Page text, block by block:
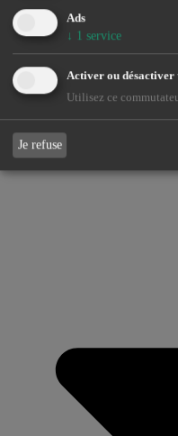
Ads
↓ 1 service
Activer ou désactiver
Utilisez ce
Je refuse